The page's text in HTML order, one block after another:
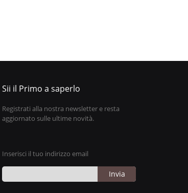
Sii il Primo a saperlo
Registrati alla nostra newsletter e resta
aggiornato sulle ultime novità.
Inserisci il tuo indirizzo email
Invia